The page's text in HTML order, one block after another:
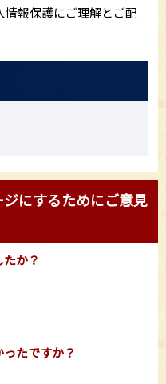
報保護にご理解とご配
にするためにご意見
か？
たですか？